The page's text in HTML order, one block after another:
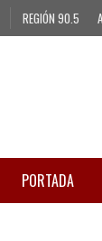
REGIÓN 90.5
PORTADA